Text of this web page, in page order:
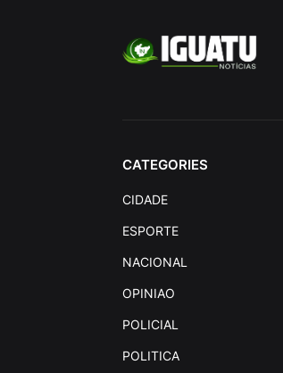
CATEGORIES
CIDADE
ESPORTE
NACIONAL
OPINIAO
POLICIAL
POLITICA